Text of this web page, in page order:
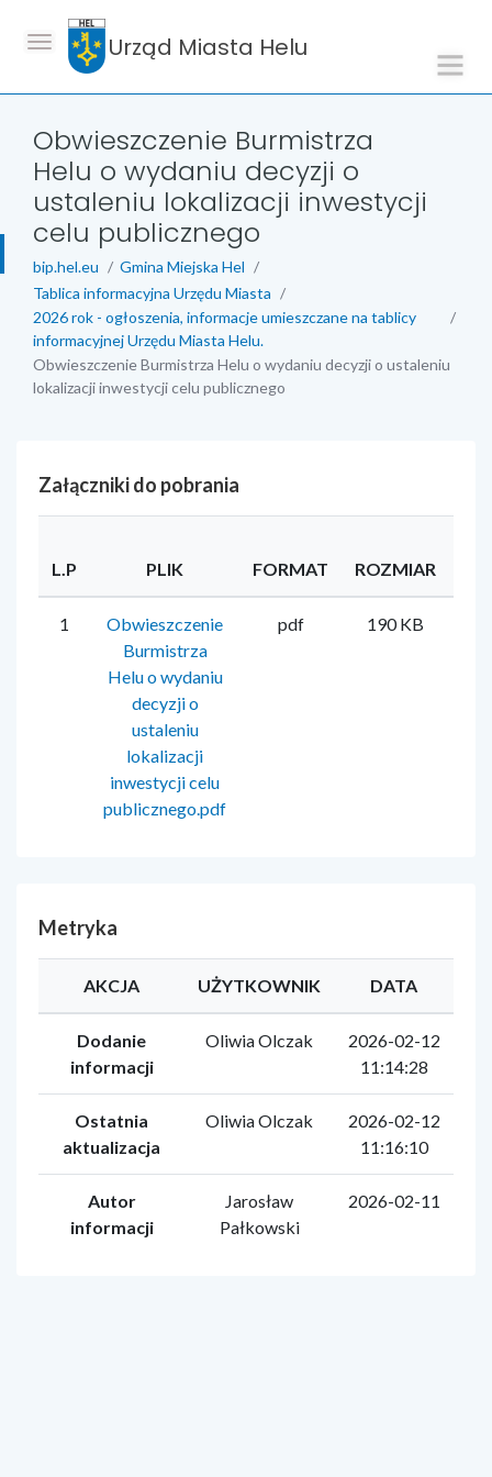
Urząd Miasta Helu
Obwieszczenie Burmistrza
Helu o wydaniu decyzji o
ustaleniu lokalizacji inwestycji
celu publicznego
bip.hel.eu
Gmina Miejska Hel
Tablica informacyjna Urzędu Miasta
2026 rok - ogłoszenia, informacje umieszczane na tablicy
informacyjnej Urzędu Miasta Helu.
Obwieszczenie Burmistrza Helu o wydaniu decyzji o ustaleniu
lokalizacji inwestycji celu publicznego
Załączniki do pobrania
L.P PLIK FORMAT ROZMIAR
1
Obwieszczenie
Burmistrza
Helu o wydaniu
decyzji o
ustaleniu
lokalizacji
inwestycji celu
publicznego.pdf
pdf 190 KB
Metryka
AKCJA UŻYTKOWNIK DATA
Dodanie
informacji
Oliwia Olczak
2026-02-12
11:14:28
Ostatnia
aktualizacja
Oliwia Olczak
2026-02-12
11:16:10
Autor
informacji
Jarosław
Pałkowski
2026-02-11